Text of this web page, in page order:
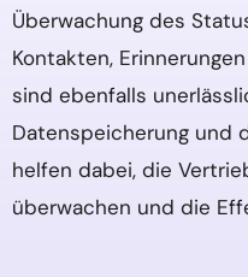
Überwachung des
Kontakten,
sind ebenfalls
Datenspeicherung und
helfen dabei, die
überwachen und die